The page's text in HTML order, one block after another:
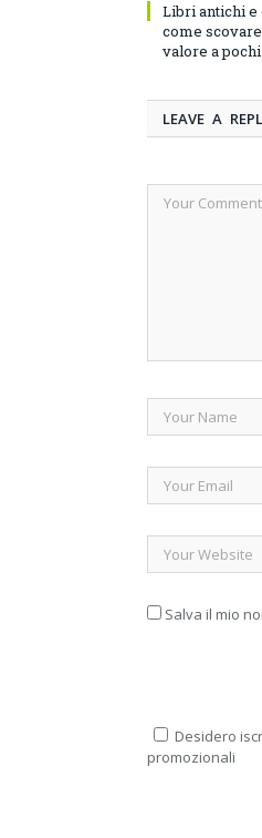
Libri antichi
come
valore a
LEAVE A
Salva il mio
Desidero
promozionali